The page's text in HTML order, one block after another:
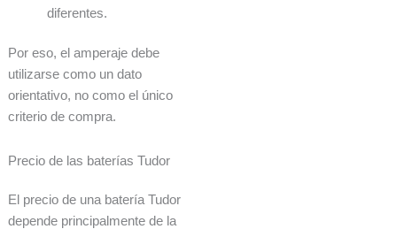
diferentes.
Por eso, el amperaje debe
utilizarse como un dato
orientativo, no como el único
criterio de compra.
Precio de las baterías Tudor
El precio de una batería Tudor
depende principalmente de la